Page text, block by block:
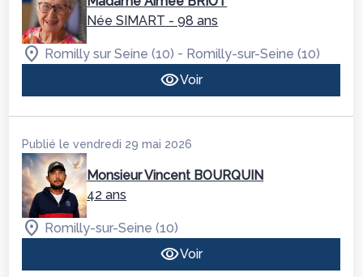
Née SIMART - 98 ans
Romilly sur Seine (10) - Romilly-sur-Seine (10)
Voir
Publié le vendredi 29 mai 2026
Monsieur Vincent BOURQUIN
42 ans
Romilly-sur-Seine (10)
Voir